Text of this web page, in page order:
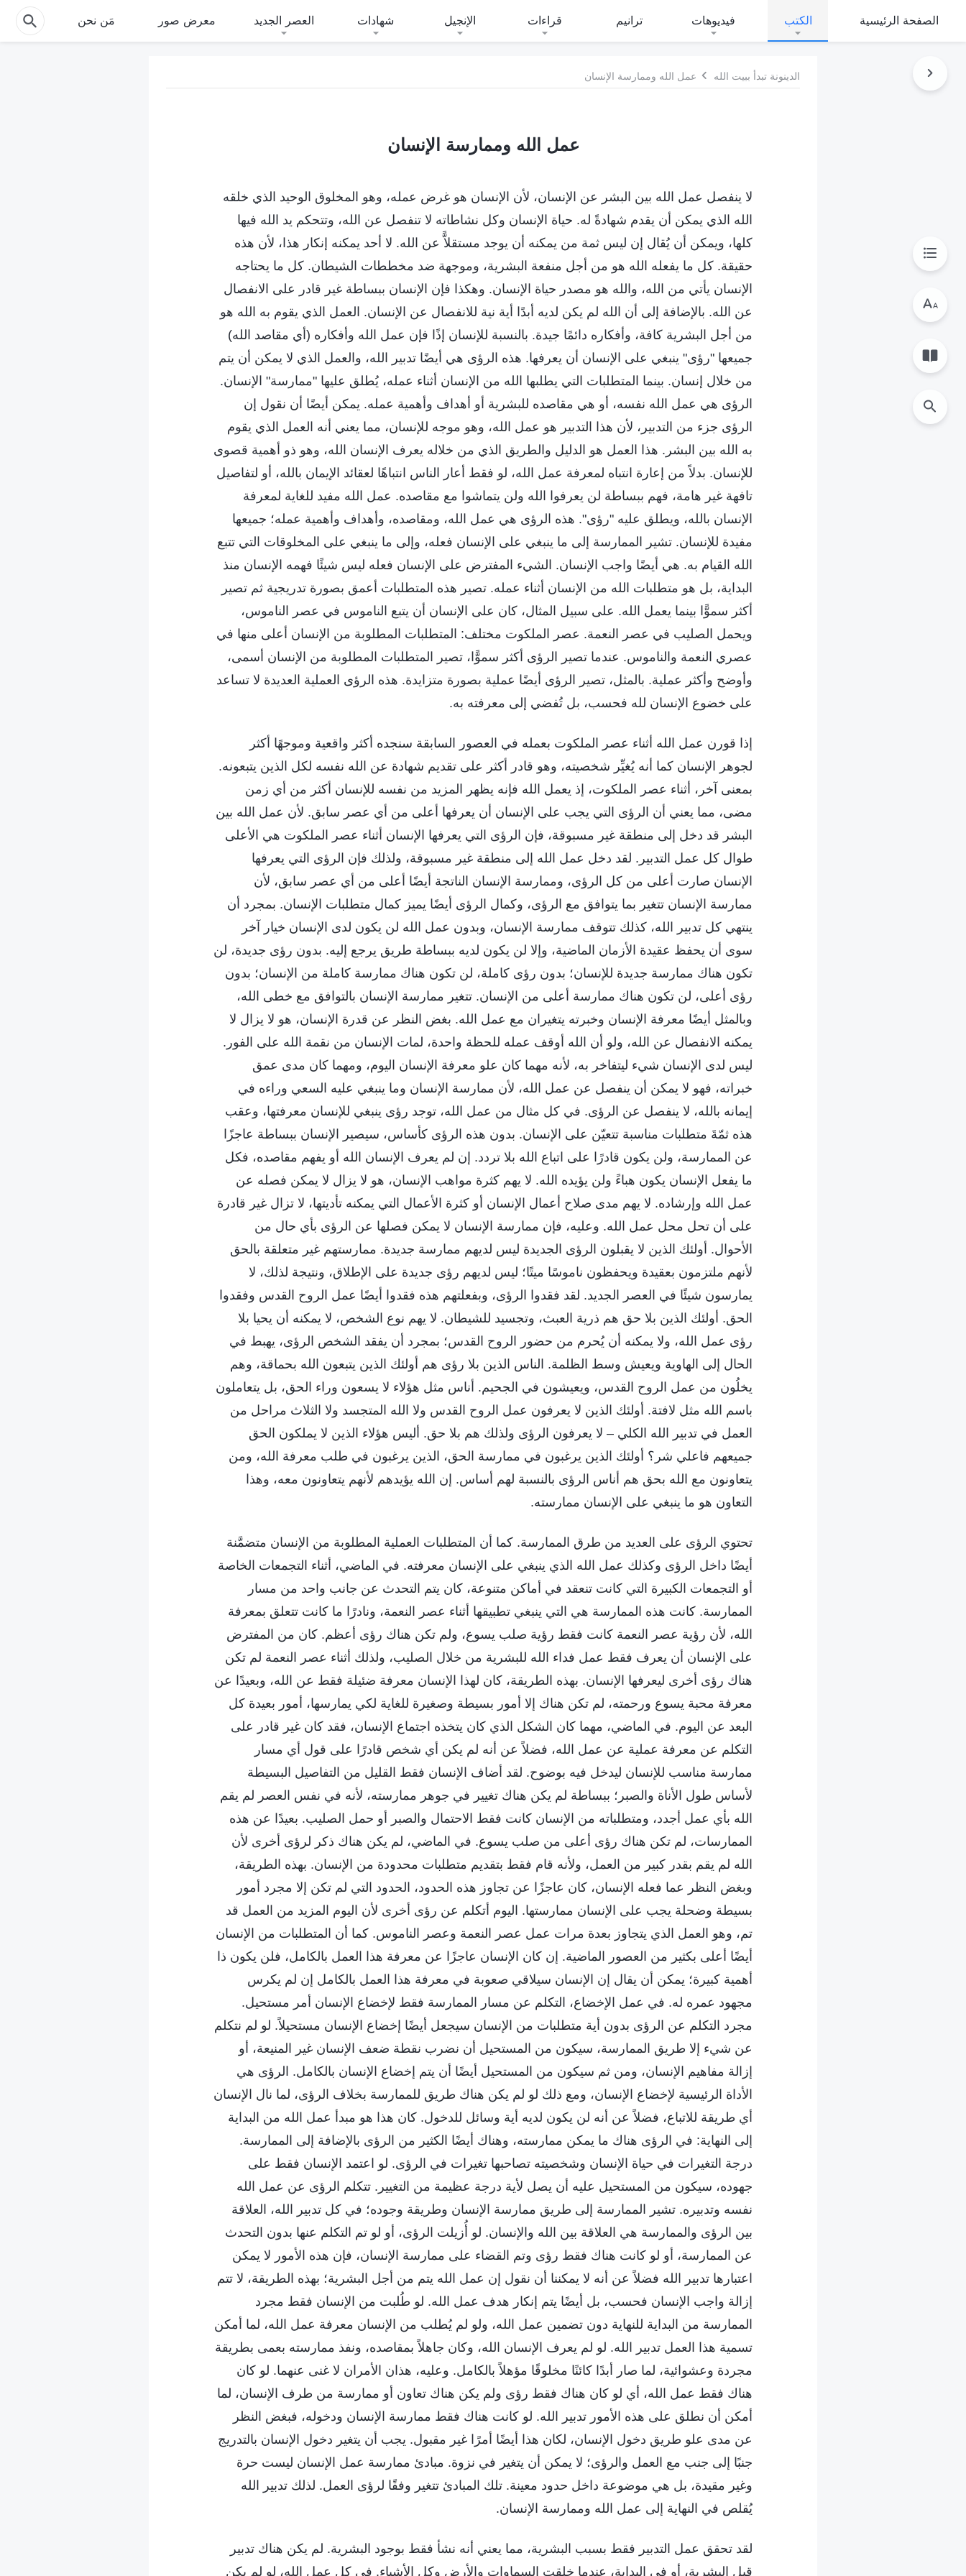
الصفحة الرئيسية الكتب فيديوهات ترانيم قراءات الإنجيل شهادات العصر الجديد معرض صور مَن نحن
الدينونة تبدأ ببيت الله عمل الله وممارسة الإنسان
عمل الله وممارسة الإنسان
لا ينفصل عمل الله بين البشر عن الإنسان، لأن الإنسان هو غرض عمله، وهو المخلوق الوحيد الذي خلقه
الله الذي يمكن أن يقدم شهادةً له. حياة الإنسان وكل نشاطاته لا تنفصل عن الله، وتتحكم يد الله فيها
كلها، ويمكن أن يُقال إن ليس ثمة من يمكنه أن يوجد مستقلاًّ عن الله. لا أحد يمكنه إنكار هذا، لأن هذه
حقيقة. كل ما يفعله الله هو من أجل منفعة البشرية، وموجهة ضد مخططات الشيطان. كل ما يحتاجه
الإنسان يأتي من الله، والله هو مصدر حياة الإنسان. وهكذا فإن الإنسان ببساطة غير قادر على الانفصال
عن الله. بالإضافة إلى أن الله لم يكن لديه أبدًا أية نية للانفصال عن الإنسان. العمل الذي يقوم به الله هو
من أجل البشرية كافة، وأفكاره دائمًا جيدة. بالنسبة للإنسان إذًا فإن عمل الله وأفكاره (أي مقاصد الله)
جميعها "رؤى" ينبغي على الإنسان أن يعرفها. هذه الرؤى هي أيضًا تدبير الله، والعمل الذي لا يمكن أن يتم
من خلال إنسان. بينما المتطلبات التي يطلبها الله من الإنسان أثناء عمله، يُطلق عليها "ممارسة" الإنسان.
الرؤى هي عمل الله نفسه، أو هي مقاصده للبشرية أو أهداف وأهمية عمله. يمكن أيضًا أن نقول إن
الرؤى جزء من التدبير، لأن هذا التدبير هو عمل الله، وهو موجه للإنسان، مما يعني أنه العمل الذي يقوم
به الله بين البشر. هذا العمل هو الدليل والطريق الذي من خلاله يعرف الإنسان الله، وهو ذو أهمية قصوى
للإنسان. بدلاً من إعارة انتباه لمعرفة عمل الله، لو فقط أعار الناس انتباهًا لعقائد الإيمان بالله، أو لتفاصيل
تافهة غير هامة، فهم ببساطة لن يعرفوا الله ولن يتماشوا مع مقاصده. عمل الله مفيد للغاية لمعرفة
الإنسان بالله، ويطلق عليه "رؤى". هذه الرؤى هي عمل الله، ومقاصده، وأهداف وأهمية عمله؛ جميعها
مفيدة للإنسان. تشير الممارسة إلى ما ينبغي على الإنسان فعله، وإلى ما ينبغي على المخلوقات التي تتبع
الله القيام به. هي أيضًا واجب الإنسان. الشيء المفترض على الإنسان فعله ليس شيئًا فهمه الإنسان منذ
البداية، بل هو متطلبات الله من الإنسان أثناء عمله. تصير هذه المتطلبات أعمق بصورة تدريجية ثم تصير
أكثر سموًّا بينما يعمل الله. على سبيل المثال، كان على الإنسان أن يتبع الناموس في عصر الناموس،
ويحمل الصليب في عصر النعمة. عصر الملكوت مختلف: المتطلبات المطلوبة من الإنسان أعلى منها في
عصري النعمة والناموس. عندما تصير الرؤى أكثر سموًّا، تصير المتطلبات المطلوبة من الإنسان أسمى،
وأوضح وأكثر عملية. بالمثل، تصير الرؤى أيضًا عملية بصورة متزايدة. هذه الرؤى العملية العديدة لا تساعد
على خضوع الإنسان لله فحسب، بل تُفضي إلى معرفته به.
إذا قورن عمل الله أثناء عصر الملكوت بعمله في العصور السابقة سنجده أكثر واقعية وموجهًا أكثر
لجوهر الإنسان كما أنه يُغيِّر شخصيته، وهو قادر أكثر على تقديم شهادة عن الله نفسه لكل الذين يتبعونه.
بمعنى آخر، أثناء عصر الملكوت، إذ يعمل الله فإنه يظهر المزيد من نفسه للإنسان أكثر من أي زمن
مضى، مما يعني أن الرؤى التي يجب على الإنسان أن يعرفها أعلى من أي عصر سابق. لأن عمل الله بين
البشر قد دخل إلى منطقة غير مسبوقة، فإن الرؤى التي يعرفها الإنسان أثناء عصر الملكوت هي الأعلى
طوال كل عمل التدبير. لقد دخل عمل الله إلى منطقة غير مسبوقة، ولذلك فإن الرؤى التي يعرفها
الإنسان صارت أعلى من كل الرؤى، وممارسة الإنسان الناتجة أيضًا أعلى من أي عصر سابق، لأن
ممارسة الإنسان تتغير بما يتوافق مع الرؤى، وكمال الرؤى أيضًا يميز كمال متطلبات الإنسان. بمجرد أن
ينتهي كل تدبير الله، كذلك تتوقف ممارسة الإنسان، وبدون عمل الله لن يكون لدى الإنسان خيار آخر
سوى أن يحفظ عقيدة الأزمان الماضية، وإلا لن يكون لديه ببساطة طريق يرجع إليه. بدون رؤى جديدة، لن
تكون هناك ممارسة جديدة للإنسان؛ بدون رؤى كاملة، لن تكون هناك ممارسة كاملة من الإنسان؛ بدون
رؤى أعلى، لن تكون هناك ممارسة أعلى من الإنسان. تتغير ممارسة الإنسان بالتوافق مع خطى الله،
وبالمثل أيضًا معرفة الإنسان وخبرته يتغيران مع عمل الله. بغض النظر عن قدرة الإنسان، هو لا يزال لا
يمكنه الانفصال عن الله، ولو أن الله أوقف عمله للحظة واحدة، لمات الإنسان من نقمة الله على الفور.
ليس لدى الإنسان شيء ليتفاخر به، لأنه مهما كان علو معرفة الإنسان اليوم، ومهما كان مدى عمق
خبراته، فهو لا يمكن أن ينفصل عن عمل الله، لأن ممارسة الإنسان وما ينبغي عليه السعي وراءه في
إيمانه بالله، لا ينفصل عن الرؤى. في كل مثال من عمل الله، توجد رؤى ينبغي للإنسان معرفتها، وعقب
هذه ثمّةَ متطلبات مناسبة تتعيّن على الإنسان. بدون هذه الرؤى كأساس، سيصير الإنسان ببساطة عاجزًا
عن الممارسة، ولن يكون قادرًا على اتباع الله بلا تردد. إن لم يعرف الإنسان الله أو يفهم مقاصده، فكل
ما يفعل الإنسان يكون هباءً ولن يؤيده الله. لا يهم كثرة مواهب الإنسان، هو لا يزال لا يمكن فصله عن
عمل الله وإرشاده. لا يهم مدى صلاح أعمال الإنسان أو كثرة الأعمال التي يمكنه تأديتها، لا تزال غير قادرة
على أن تحل محل عمل الله. وعليه، فإن ممارسة الإنسان لا يمكن فصلها عن الرؤى بأي حال من
الأحوال. أولئك الذين لا يقبلون الرؤى الجديدة ليس لديهم ممارسة جديدة. ممارستهم غير متعلقة بالحق
لأنهم ملتزمون بعقيدة ويحفظون ناموسًا ميتًا؛ ليس لديهم رؤى جديدة على الإطلاق، ونتيجة لذلك، لا
يمارسون شيئًا في العصر الجديد. لقد فقدوا الرؤى، وبفعلتهم هذه فقدوا أيضًا عمل الروح القدس وفقدوا
الحق. أولئك الذين بلا حق هم ذرية العبث، وتجسيد للشيطان. لا يهم نوع الشخص، لا يمكنه أن يحيا بلا
رؤى عمل الله، ولا يمكنه أن يُحرم من حضور الروح القدس؛ بمجرد أن يفقد الشخص الرؤى، يهبط في
الحال إلى الهاوية ويعيش وسط الظلمة. الناس الذين بلا رؤى هم أولئك الذين يتبعون الله بحماقة، وهم
يخلُون من عمل الروح القدس، ويعيشون في الجحيم. أناس مثل هؤلاء لا يسعون وراء الحق، بل يتعاملون
باسم الله مثل لافتة. أولئك الذين لا يعرفون عمل الروح القدس ولا الله المتجسد ولا الثلاث مراحل من
العمل في تدبير الله الكلي – لا يعرفون الرؤى ولذلك هم بلا حق. أليس هؤلاء الذين لا يملكون الحق
جميعهم فاعلي شر؟ أولئك الذين يرغبون في ممارسة الحق، الذين يرغبون في طلب معرفة الله، ومن
يتعاونون مع الله بحق هم أناس الرؤى بالنسبة لهم أساس. إن الله يؤيدهم لأنهم يتعاونون معه، وهذا
التعاون هو ما ينبغي على الإنسان ممارسته.
تحتوي الرؤى على العديد من طرق الممارسة. كما أن المتطلبات العملية المطلوبة من الإنسان متضمَّنة
أيضًا داخل الرؤى وكذلك عمل الله الذي ينبغي على الإنسان معرفته. في الماضي، أثناء التجمعات الخاصة
أو التجمعات الكبيرة التي كانت تنعقد في أماكن متنوعة، كان يتم التحدث عن جانب واحد من مسار
الممارسة. كانت هذه الممارسة هي التي ينبغي تطبيقها أثناء عصر النعمة، ونادرًا ما كانت تتعلق بمعرفة
الله، لأن رؤية عصر النعمة كانت فقط رؤية صلب يسوع، ولم تكن هناك رؤى أعظم. كان من المفترض
على الإنسان أن يعرف فقط عمل فداء الله للبشرية من خلال الصليب، ولذلك أثناء عصر النعمة لم تكن
هناك رؤى أخرى ليعرفها الإنسان. بهذه الطريقة، كان لهذا الإنسان معرفة ضئيلة فقط عن الله، وبعيدًا عن
معرفة محبة يسوع ورحمته، لم تكن هناك إلا أمور بسيطة وصغيرة للغاية لكي يمارسها، أمور بعيدة كل
البعد عن اليوم. في الماضي، مهما كان الشكل الذي كان يتخذه اجتماع الإنسان، فقد كان غير قادر على
التكلم عن معرفة عملية عن عمل الله، فضلاً عن أنه لم يكن أي شخص قادرًا على قول أي مسار
ممارسة مناسب للإنسان ليدخل فيه بوضوح. لقد أضاف الإنسان فقط القليل من التفاصيل البسيطة
لأساس طول الأناة والصبر؛ ببساطة لم يكن هناك تغيير في جوهر ممارسته، لأنه في نفس العصر لم يقم
الله بأي عمل أجدد، ومتطلباته من الإنسان كانت فقط الاحتمال والصبر أو حمل الصليب. بعيدًا عن هذه
الممارسات، لم تكن هناك رؤى أعلى من صلب يسوع. في الماضي، لم يكن هناك ذكر لرؤى أخرى لأن
الله لم يقم بقدر كبير من العمل، ولأنه قام فقط بتقديم متطلبات محدودة من الإنسان. بهذه الطريقة،
وبغض النظر عما فعله الإنسان، كان عاجزًا عن تجاوز هذه الحدود، الحدود التي لم تكن إلا مجرد أمور
بسيطة وضحلة يجب على الإنسان ممارستها. اليوم أتكلم عن رؤى أخرى لأن اليوم المزيد من العمل قد
تم، وهو العمل الذي يتجاوز بعدة مرات عمل عصر النعمة وعصر الناموس. كما أن المتطلبات من الإنسان
أيضًا أعلى بكثير من العصور الماضية. إن كان الإنسان عاجزًا عن معرفة هذا العمل بالكامل، فلن يكون ذا
أهمية كبيرة؛ يمكن أن يقال إن الإنسان سيلاقي صعوبة في معرفة هذا العمل بالكامل إن لم يكرس
مجهود عمره له. في عمل الإخضاع، التكلم عن مسار الممارسة فقط لإخضاع الإنسان أمر مستحيل.
مجرد التكلم عن الرؤى بدون أية متطلبات من الإنسان سيجعل أيضًا إخضاع الإنسان مستحيلاً. لو لم نتكلم
عن شيء إلا طريق الممارسة، سيكون من المستحيل أن نضرب نقطة ضعف الإنسان غير المنيعة، أو
إزالة مفاهيم الإنسان، ومن ثم سيكون من المستحيل أيضًا أن يتم إخضاع الإنسان بالكامل. الرؤى هي
الأداة الرئيسية لإخضاع الإنسان، ومع ذلك لو لم يكن هناك طريق للممارسة بخلاف الرؤى، لما نال الإنسان
أي طريقة للاتباع، فضلاً عن أنه لن يكون لديه أية وسائل للدخول. كان هذا هو مبدأ عمل الله من البداية
إلى النهاية: في الرؤى هناك ما يمكن ممارسته، وهناك أيضًا الكثير من الرؤى بالإضافة إلى الممارسة.
درجة التغيرات في حياة الإنسان وشخصيته تصاحبها تغيرات في الرؤى. لو اعتمد الإنسان فقط على
جهوده، سيكون من المستحيل عليه أن يصل لأية درجة عظيمة من التغيير. تتكلم الرؤى عن عمل الله
نفسه وتدبيره. تشير الممارسة إلى طريق ممارسة الإنسان وطريقة وجوده؛ في كل تدبير الله، العلاقة
بين الرؤى والممارسة هي العلاقة بين الله والإنسان. لو أُزيلت الرؤى، أو لو تم التكلم عنها بدون التحدث
عن الممارسة، أو لو كانت هناك فقط رؤى وتم القضاء على ممارسة الإنسان، فإن هذه الأمور لا يمكن
اعتبارها تدبير الله فضلاً عن أنه لا يمكننا أن نقول إن عمل الله يتم من أجل البشرية؛ بهذه الطريقة، لا تتم
إزالة واجب الإنسان فحسب، بل أيضًا يتم إنكار هدف عمل الله. لو طُلبت من الإنسان فقط مجرد
الممارسة من البداية للنهاية دون تضمين عمل الله، ولو لم يُطلب من الإنسان معرفة عمل الله، لما أمكن
تسمية هذا العمل تدبير الله. لو لم يعرف الإنسان الله، وكان جاهلاً بمقاصده، ونفذ ممارسته بعمى بطريقة
مجردة وعشوائية، لما صار أبدًا كائنًا مخلوقًا مؤهلاً بالكامل. وعليه، هذان الأمران لا غنى عنهما. لو كان
هناك فقط عمل الله، أي لو كان هناك فقط رؤى ولم يكن هناك تعاون أو ممارسة من طرف الإنسان، لما
أمكن أن نطلق على هذه الأمور تدبير الله. لو كانت هناك فقط ممارسة الإنسان ودخوله، فبغض النظر
عن مدى علو طريق دخول الإنسان، لكان هذا أيضًا أمرًا غير مقبول. يجب أن يتغير دخول الإنسان بالتدريج
جنبًا إلى جنب مع العمل والرؤى؛ لا يمكن أن يتغير في نزوة. مبادئ ممارسة عمل الإنسان ليست حرة
وغير مقيدة، بل هي موضوعة داخل حدود معينة. تلك المبادئ تتغير وفقًا لرؤى العمل. لذلك تدبير الله
يُقلص في النهاية إلى عمل الله وممارسة الإنسان.
لقد تحقق عمل التدبير فقط بسبب البشرية، مما يعني أنه نشأ فقط بوجود البشرية. لم يكن هناك تدبير
قبل البشرية، أو في البداية، عندما خلقت السماوات والأرض وكل الأشياء. في كل عمل الله، لو لم يكن